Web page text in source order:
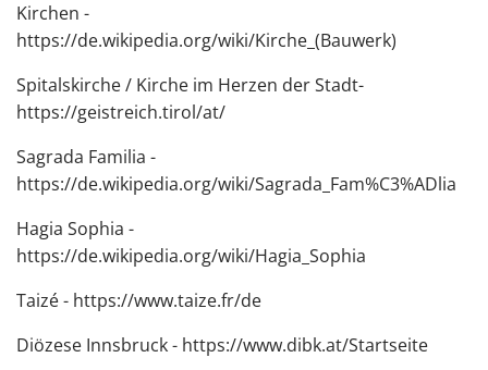
Kirchen -
https://de.wikipedia.org/wiki/Kirche_(Bauwerk)
Spitalskirche / Kirche im Herzen der Stadt-
https://geistreich.tirol/at/
Sagrada Familia -
https://de.wikipedia.org/wiki/Sagrada_Fam%C3%ADlia
Hagia Sophia -
https://de.wikipedia.org/wiki/Hagia_Sophia
Taizé - https://www.taize.fr/de
Diözese Innsbruck - https://www.dibk.at/Startseite